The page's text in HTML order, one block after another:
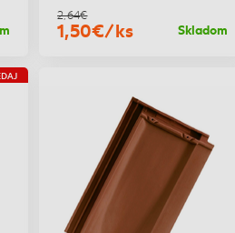
2,64€
1,50€/ks Skladom